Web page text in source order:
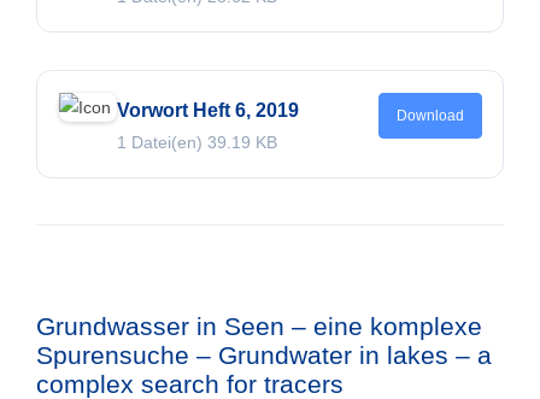
Vorwort Heft 6, 2019
1 Datei(en) 39.19 KB
Download
Grundwasser in Seen – eine komplexe
Spurensuche – Grundwater in lakes – a
complex search for tracers